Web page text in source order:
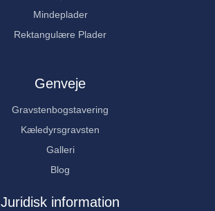
Mindeplader
Rektangulære Plader
Genveje
Gravstenbogstavering
Kæledyrsgravsten
Galleri
Blog
Juridisk information